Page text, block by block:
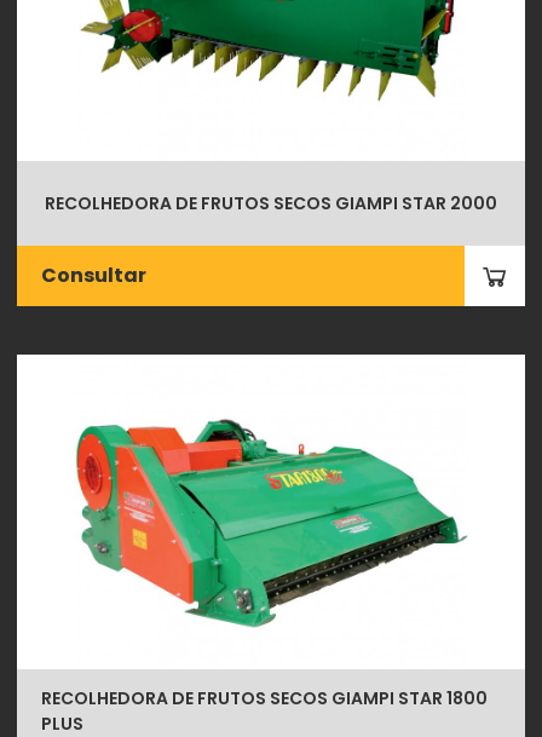
RECOLHEDORA DE FRUTOS SECOS GIAMPI STAR 2000
Consultar
RECOLHEDORA DE FRUTOS SECOS GIAMPI STAR 1800
PLUS